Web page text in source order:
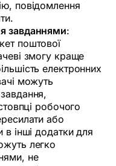
повідомлення
завданнями:
поштової
змогу краще
електронних
можуть
робочого
або
в інші додатки для
легко
не